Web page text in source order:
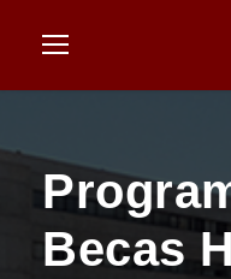
Becas